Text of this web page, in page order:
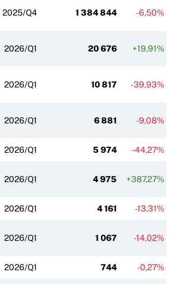
2025/Q4 1 384 844 -6,50%
2026/Q1 20 676 +19,91%
2026/Q1 10 817 -39,93%
2026/Q1 6 881 -9,08%
2026/Q1 5 974 -44,27%
2026/Q1 4 975 +387,27%
2026/Q1 4 161 -13,31%
2026/Q1 1 067 -14,02%
2026/Q1 744 -0,27%